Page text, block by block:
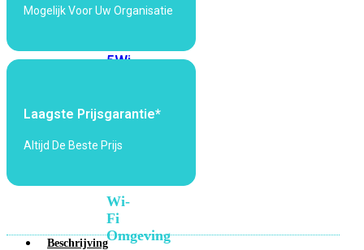
5Wi-
Fi
Fi
Wi-
Fi
Omgeving
Mogelijk Voor Uw Organisatie
Laagste Prijsgarantie*
Altijd De Beste Prijs
Beschrijving